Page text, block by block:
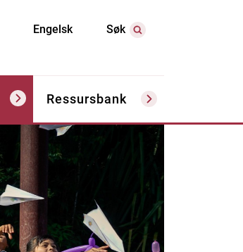
Engelsk Søk
Ressursbank